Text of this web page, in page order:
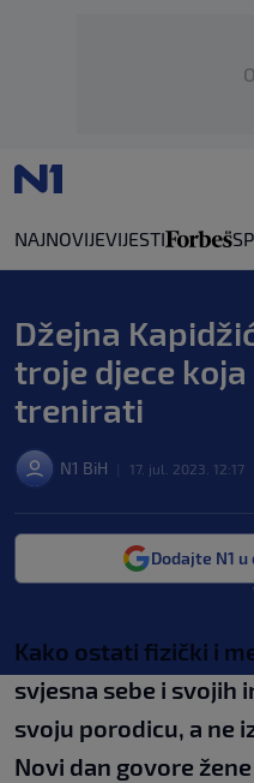
NAJNOVIJEVIJESTI
Džejna
troje djece
trenirati
N1 BiH 17. jul. 2023. 12:17
Dodajte N1
Kako ostati fizički i
svjesna sebe i svojih
svoju porodicu, a ne
Novi dan govore